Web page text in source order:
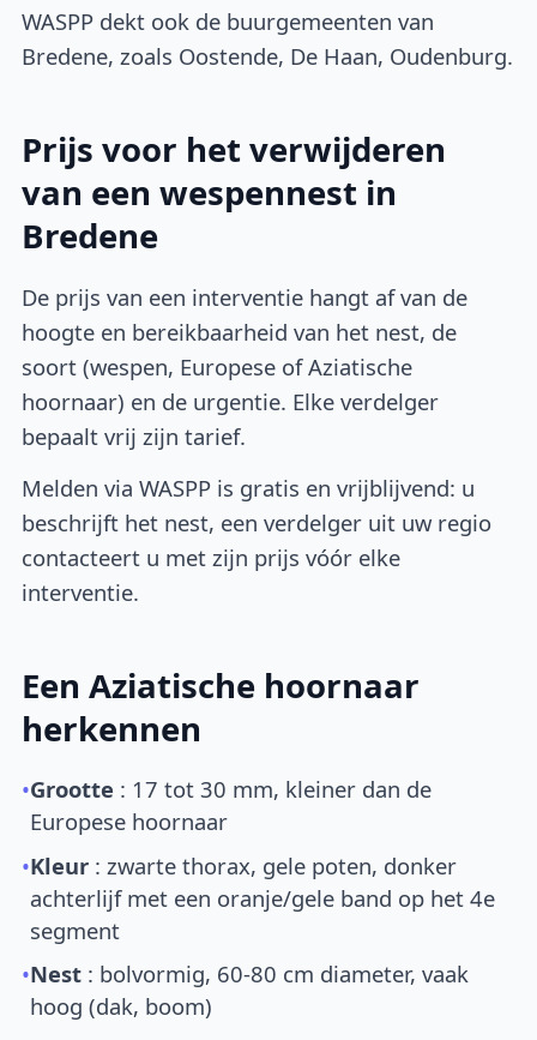
WASPP dekt ook de buurgemeenten van
Bredene, zoals Oostende, De Haan, Oudenburg.
Prijs voor het verwijderen
van een wespennest in
Bredene
De prijs van een interventie hangt af van de
hoogte en bereikbaarheid van het nest, de
soort (wespen, Europese of Aziatische
hoornaar) en de urgentie. Elke verdelger
bepaalt vrij zijn tarief.
Melden via WASPP is gratis en vrijblijvend: u
beschrijft het nest, een verdelger uit uw regio
contacteert u met zijn prijs vóór elke
interventie.
Een Aziatische hoornaar
herkennen
•Grootte : 17 tot 30 mm, kleiner dan de
Europese hoornaar
•Kleur : zwarte thorax, gele poten, donker
achterlijf met een oranje/gele band op het 4e
segment
•Nest : bolvormig, 60-80 cm diameter, vaak
hoog (dak, boom)